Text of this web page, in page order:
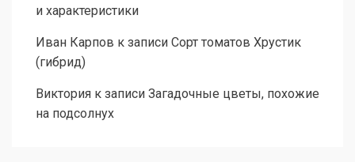
и характеристики
Иван Карпов к записи Сорт томатов Хрустик
(гибрид)
Виктория к записи Загадочные цветы, похожие
на подсолнух